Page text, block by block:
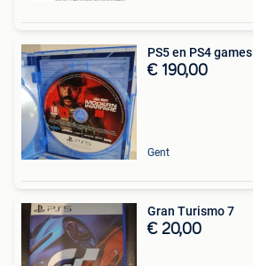
PS5 en PS4 games
€ 190,00
Gent
Gran Turismo 7
€ 20,00